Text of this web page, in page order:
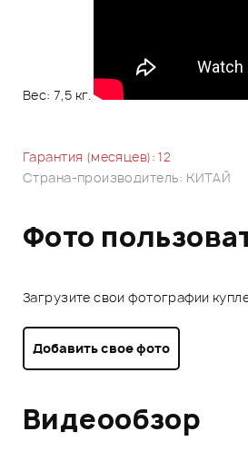
Вес: 7,5 кг.
Гарантия (месяцев): 12
Страна-производитель: КИТАЙ
Фото
Загрузите свои фотографии
Добавить свое фото
Видеообзор